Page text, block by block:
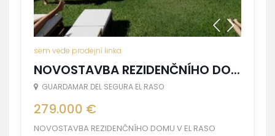
sem vede prodejní linka
NOVOSTAVBA REZIDENČNÍHO DO...
GUARDAMAR DEL SEGURA EL RASO
279.000 €
NOVOSTAVBA REZIDENČNÍHO DOMU V EL RASO